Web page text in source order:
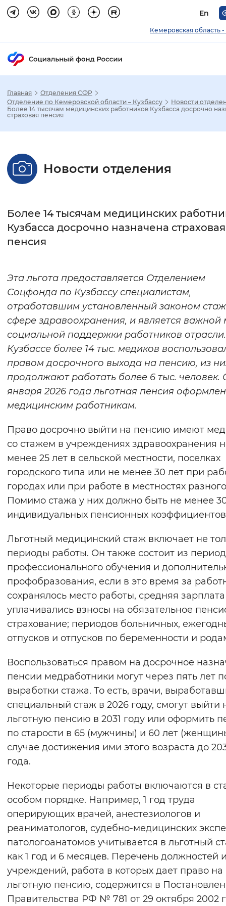
En
Кемеровская область -
Стандартный Увеличенный
Без засечек С засечками
Цвет сайта
Монохромный Инверсивный
Синий фон
Изображения
Включены Выключены
Звуковой ассистент
Воспроизвести Остановить
Вернуть стандартные настройки
Главная
Отделения СФР
Отделение по Кемеровской области – Кузбассу
Новости
Более 14 тысячам медицинских работников Кузбасса досрочно
страховая пенсия
Новости отделения
Более 14 тысячам медицинских
Кузбасса досрочно назначена страховая
пенсия
Эта льгота предоставляется Отделением
Соцфонда по Кузбассу специалистам,
отработавшим установленный законом
сфере здравоохранения, и является важной
социальной поддержки работников
Кузбассе более 14 тыс. медиков
правом досрочного выхода на пенсию, из
продолжают работать более 6 тыс. человек.
января 2026 года льготная пенсия
медицинским работникам.
Право досрочно выйти на пенсию имеют
со стажем в учреждениях здравоохранения
менее 25 лет в сельской местности, поселках
городского типа или не менее 30 лет при
городах или при работе в местностях
Помимо стажа у них должно быть не менее
индивидуальных пенсионных
Льготный медицинский стаж включает не
периоды работы. Он также состоит из
профессионального обучения и
профобразования, если в это время за
сохранялось место работы, средняя
уплачивались взносы на обязательное
страхование; периодов больничных,
отпусков и отпусков по беременности и
Воспользоваться правом на досрочное
пенсии медработники могут через пять лет
выработки стажа. То есть, врачи,
специальный стаж в 2026 году, смогут выйти
льготную пенсию в 2031 году или оформить
по старости в 65 (мужчины) и 60 лет
случае достижения ими этого возраста до
года.
Некоторые периоды работы включаются в
особом порядке. Например, 1 год труда
оперирующих врачей, анестезиологов и
реаниматологов, судебно-медицинских
патологоанатомов учитывается в льготный
как 1 год и 6 месяцев. Перечень должностей
учреждений, работа в которых дает право на
льготную пенсию, содержится в
Правительства РФ № 781 от 29 октября 2002